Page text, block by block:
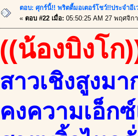
ตอบ: ศุกร์นี้!! พริตตี้มอเตอร์โชว์!!ประจำอี
« ตอบ #22 เมื่อ: 05:50:25 AM 27 พฤศจิก
((น้องบิงโก
สาวเชิงสูงม
คงความเอ็ก